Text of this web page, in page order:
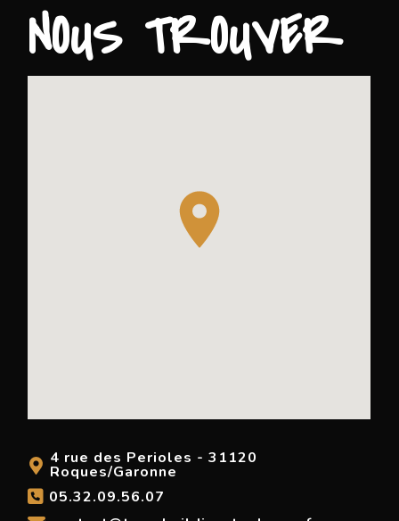
NOUS TROUVER
4 rue des Perioles - 31120
Roques/Garonne
05.32.09.56.07